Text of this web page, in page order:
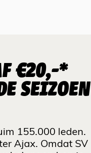
€20,-*
SEIZOEN
155.000 leden.
Ajax. Omdat SV